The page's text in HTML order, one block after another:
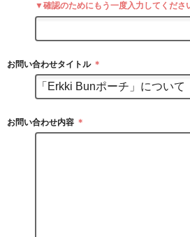
▼確認のためにもう一度入力してくださ
お問い合わせタイトル ＊
お問い合わせ内容 ＊